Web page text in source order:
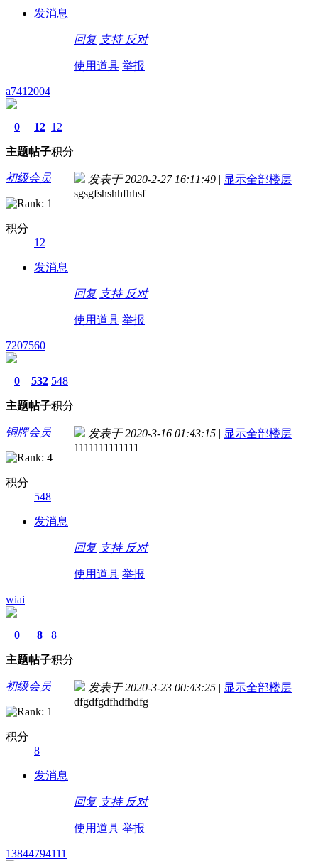
发消息
回复 支持 反对
使用道具 举报
a7412004
0
主题
12
帖子
12
积分
初级会员
积分
12
发消息
发表于 2020-2-27 16:11:49 | 显示全部楼层
sgsgfshshhfhhsf
回复 支持 反对
使用道具 举报
7207560
0
主题
532
帖子
548
积分
铜牌会员
积分
548
发消息
发表于 2020-3-16 01:43:15 | 显示全部楼层
1111111111111
回复 支持 反对
使用道具 举报
wiai
0
主题
8
帖子
8
积分
初级会员
积分
8
发消息
发表于 2020-3-23 00:43:25 | 显示全部楼层
dfgdfgdfhdfhdfg
回复 支持 反对
使用道具 举报
13844794111